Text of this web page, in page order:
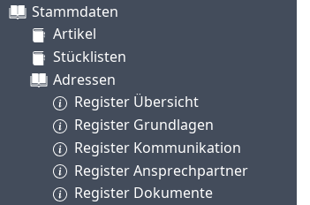
Stammdaten
Artikel
Stücklisten
Adressen
Register Übersicht
Register Grundlagen
Register Kommunikation
Register Ansprechpartner
Register Dokumente